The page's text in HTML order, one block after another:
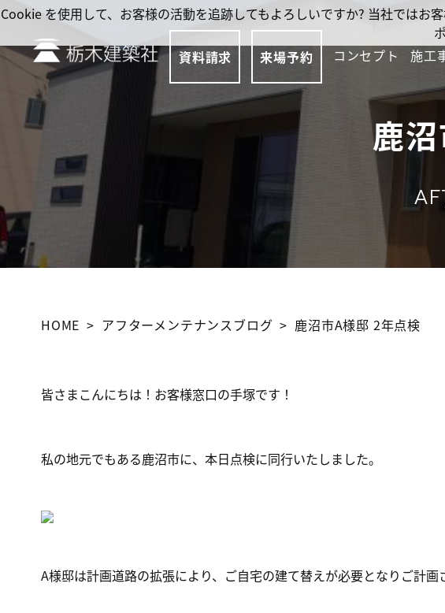
資料請求 来場予約 コンセプト 施工
鹿
HOME アフターメンテナンスブログ 鹿沼市A様邸 2年点検
皆さまこんにちは！お客様窓口の手塚です！
私の地元でもある鹿沼市に、 本日点検に同行いたしました。
A様邸は計画道路の拡張により、ご自宅の建て替えが必要となりご計
Cookie を使用して、お客様の活動を追跡してもよろしいですか? 当社ではお